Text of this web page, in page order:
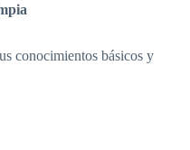
conocimientos básicos y